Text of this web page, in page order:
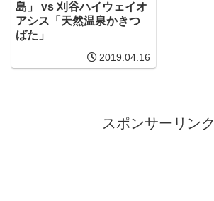
島」 vs 刈谷ハイウェイオ
アシス「天然温泉かきつ
ばた」
2019.04.16
スポンサーリンク